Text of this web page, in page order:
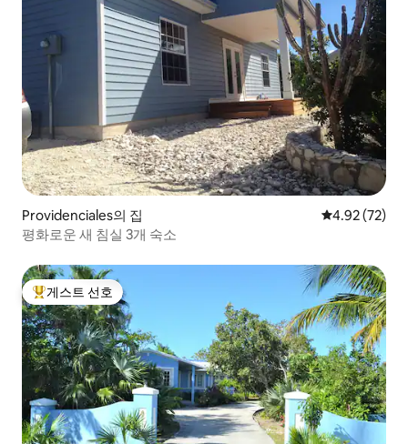
Providenciales의 집 평점 4.92점(5
4.92 (72)
평화로운 새 침실 3개 숙소
상위 게스트 선호
게스트 선호